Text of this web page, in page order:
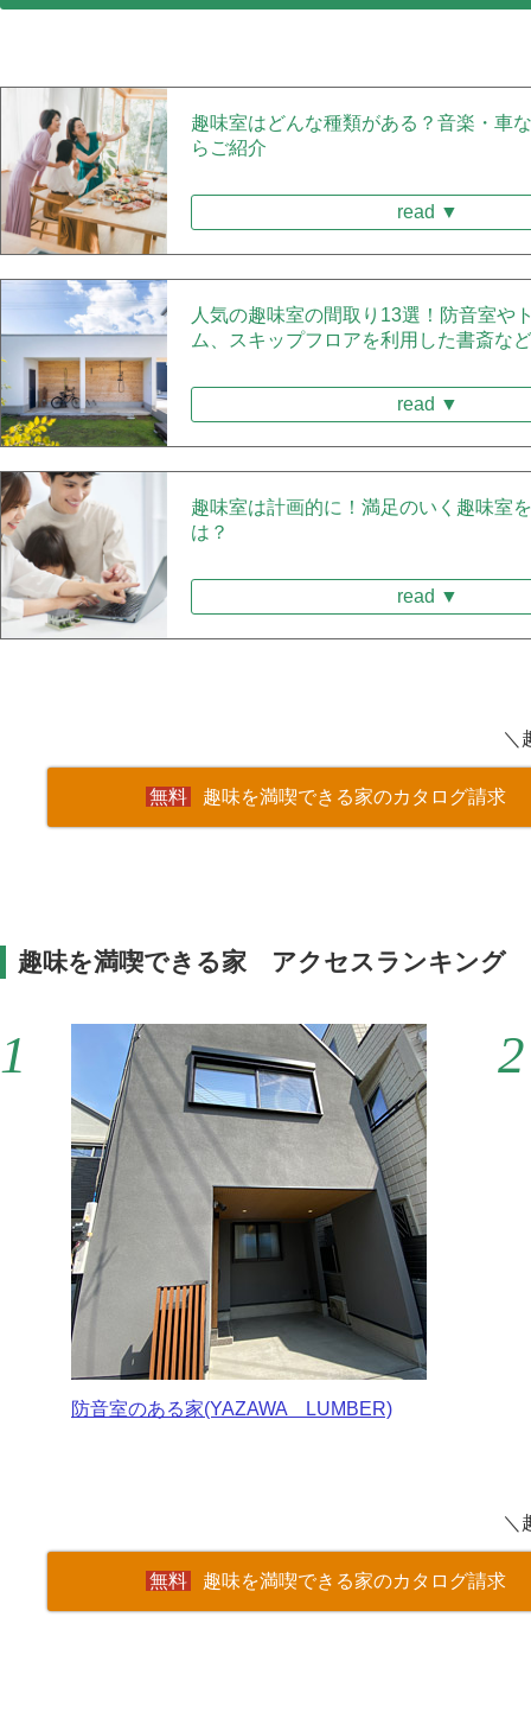
趣味室はどんな種類がある？音楽・車
らご紹介
read ▼
人気の趣味室の間取り13選！防音室や
ム、スキップフロアを利用した書斎な
read ▼
趣味室は計画的に！満足のいく趣味室
は？
read ▼
＼
趣味を満喫できる家のカタログ請求
趣味を満喫できる家 アクセスランキング
防音室のある家(YAZAWA LUMBER)
＼
趣味を満喫できる家のカタログ請求